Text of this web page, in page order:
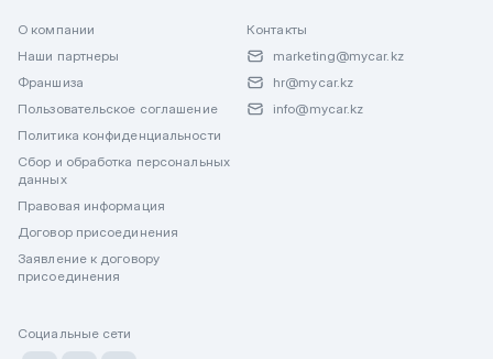
О компании
Наши партнеры
Франшиза
Пользовательское соглашение
Политика конфиденциальности
Сбор и обработка персональных
данных
Правовая информация
Договор присоединения
Заявление к договору
присоединения
Контакты
marketing@mycar.kz
hr@mycar.kz
info@mycar.kz
Социальные сети